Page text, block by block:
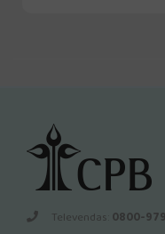
Televendas: 0800-